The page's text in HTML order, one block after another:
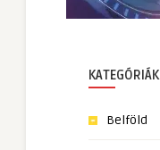
KATEGÓRIÁK
Belföld